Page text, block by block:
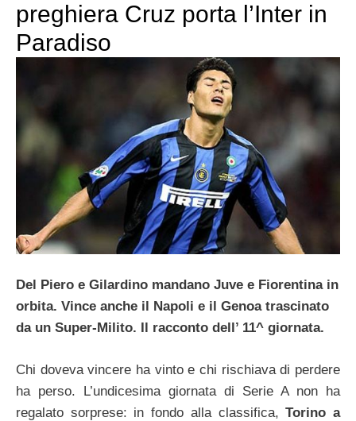
preghiera Cruz porta l’Inter in
Paradiso
Del Piero e Gilardino mandano Juve e Fiorentina in
orbita. Vince anche il Napoli e il Genoa trascinato
da un Super-Milito. Il racconto dell’ 11^ giornata.
Chi doveva vincere ha vinto e chi rischiava di perdere
ha perso. L’undicesima giornata di Serie A non ha
regalato sorprese: in fondo alla classifica,Torino a